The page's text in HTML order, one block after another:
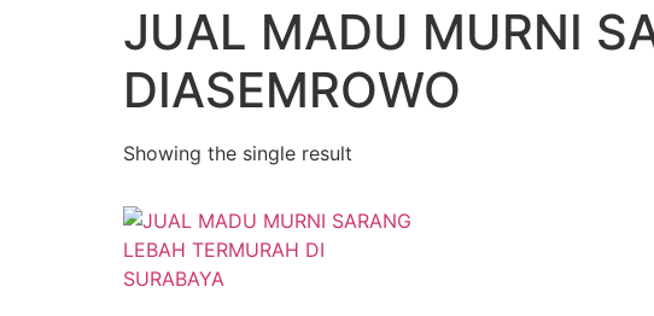
JUAL MADU MURNI
DIASEMROWO
Showing the single result